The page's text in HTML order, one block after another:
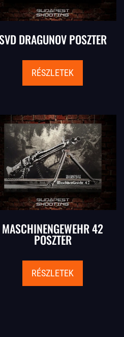
SVD DRAGUNOV POSZTER
RÉSZLETEK
MASCHINENGEWEHR 42
POSZTER
RÉSZLETEK